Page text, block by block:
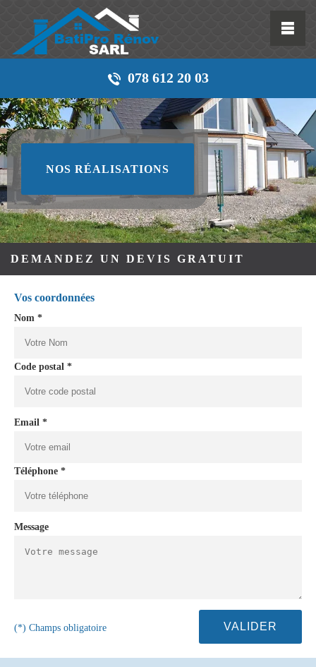
078 612 20 03
NOS RÉALISATIONS
DEMANDEZ UN DEVIS GRATUIT
Vos coordonnées
Nom *
Code postal *
Email *
Téléphone *
Message
(*) Champs obligatoire